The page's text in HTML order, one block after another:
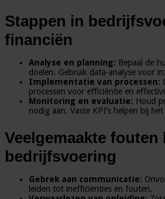
Stappen in
financiën
Analyse en planning: Bepaal de
doelen. Gebruik data-analyse voor
Implementatie van processen:
processen voor efficiëntie en
Monitoring en evaluatie: Houd
nodig aan. Vaste KPI’s helpen bij
Veelgemaakte fouten
bedrijfsvoering
Gebrek aan communicatie:
leiden tot inefficiënties en fouten.